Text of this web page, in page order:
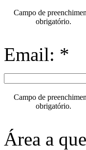
Campo de
obrigatório.
Email: *
Campo de
obrigatório.
Área a